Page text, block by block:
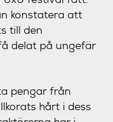
konstatera att
till den
delat på ungefär
pengar från
hårt i dess